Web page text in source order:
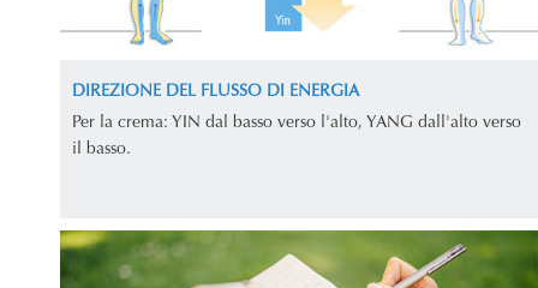
DIREZIONE DEL FLUSSO DI ENERGIA
Per la crema: YIN dal basso verso l'alto, YANG dall'alto verso
il basso.